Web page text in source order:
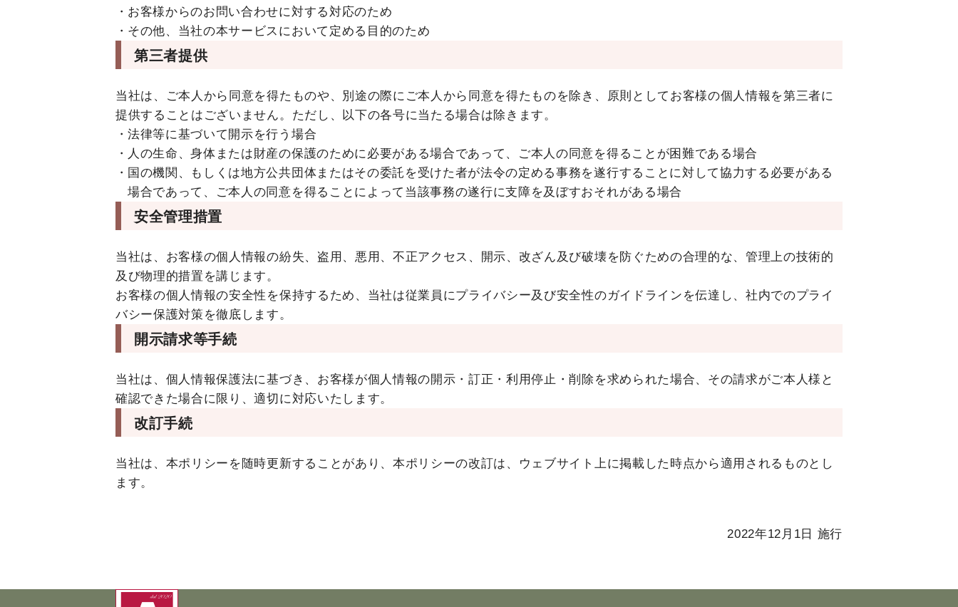
お客様からのお問い合わせに対する対応のため
その他、当社の本サービスにおいて定める目的のため
第三者提供
当社は、ご本人から同意を得たものや、別途の際にご本人から同意を得たものを除き、原則としてお客様の個人情報を第三者に
提供することはございません。ただし、以下の各号に当たる場合は除きます。
法律等に基づいて開示を行う場合
人の生命、身体または財産の保護のために必要がある場合であって、ご本人の同意を得ることが困難である場合
国の機関、もしくは地方公共団体またはその委託を受けた者が法令の定める事務を遂行することに対して協力する必要がある
場合であって、ご本人の同意を得ることによって当該事務の遂行に支障を及ぼすおそれがある場合
安全管理措置
当社は、お客様の個人情報の紛失、盗用、悪用、不正アクセス、開示、改ざん及び破壊を防ぐための合理的な、管理上の技術的
及び物理的措置を講じます。
お客様の個人情報の安全性を保持するため、当社は従業員にプライバシー及び安全性のガイドラインを伝達し、社内でのプライ
バシー保護対策を徹底します。
開示請求等手続
当社は、個人情報保護法に基づき、お客様が個人情報の開示・訂正・利用停止・削除を求められた場合、その請求がご本人様と
確認できた場合に限り、適切に対応いたします。
改訂手続
当社は、本ポリシーを随時更新することがあり、本ポリシーの改訂は、ウェブサイト上に掲載した時点から適用されるものとし
ます。
2022年12月1日 施行